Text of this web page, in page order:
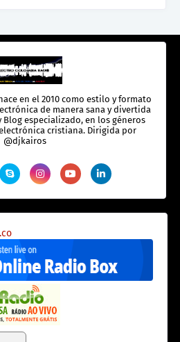
en el 2010 como estilo y formato
de manera sana y divertida
especializado, en los géneros
cristiana. Dirigida por
@djkairos